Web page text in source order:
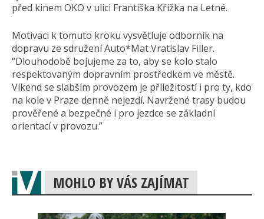
před kinem OKO v ulici Františka Křížka na Letné.
Motivaci k tomuto kroku vysvětluje odborník na
dopravu ze sdružení Auto*Mat Vratislav Filler.
“Dlouhodobě bojujeme za to, aby se kolo stalo
respektovaným dopravním prostředkem ve městě.
Víkend se slabším provozem je příležitostí i pro ty, kdo
na kole v Praze denně nejezdí. Navržené trasy budou
prověřené a bezpečné i pro jezdce se základní
orientací v provozu.”
MOHLO BY VÁS ZAJÍMAT